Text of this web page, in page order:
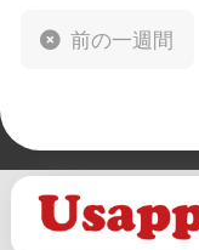
前の一週間